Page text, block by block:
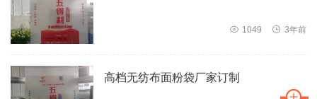
 1049  3年前
高档无纺布面粉袋厂家订制